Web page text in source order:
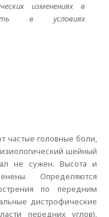
изменениях в
в условиях
частые головные боли,
шейный
не сужен. Высота и
Определяются
по передним
дистрофические
передних углов).